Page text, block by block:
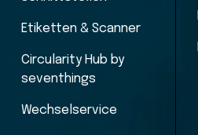
Etiketten & Scanner
Circularity Hub by
seventhings
Wechselservice